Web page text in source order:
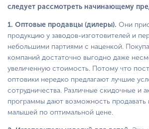
следует рассмотреть начинающему
1. Оптовые продавцы (дилеры). Они
продукцию у заводов-изготовителей и
небольшими партиями с наценкой.
компаний достаточно выгодно даже
увеличенную стоимость. Потому что
оптовики нередко предлагают лучшие
сотрудничества. Различные скидочные и
программы дают возможность продавать
малышей по оптимальной цене.